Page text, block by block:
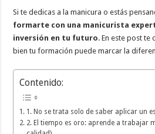
Si te dedicas a la manicura o estás
formarte con una manicurista
inversión en tu futuro. En este post
bien tu formación puede marcar la
Contenido:
1. No se trata solo de saber aplicar un
2. El tiempo es oro: aprende a trabajar